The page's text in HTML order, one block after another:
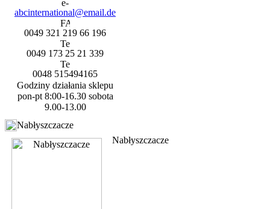
abcinternational@email.de
0049 321 219 66 196
0049 173 25 21 339
0048 515494165
Godziny działania sklepu
pon-pt 8:00-16.30 sobota
9.00-13.00
Nabłyszczacze
Nabłyszczacze